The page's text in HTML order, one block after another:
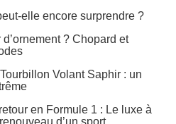
elle encore surprendre ?
? Chopard et
Volant Saphir : un
en Formule 1 : Le luxe à
d’un sport